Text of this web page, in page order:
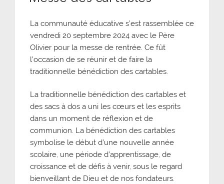
La communauté éducative s’est rassemblée ce
vendredi 20 septembre 2024 avec le Père
Olivier pour la messe de rentrée. Ce fût
l’occasion de se réunir et de faire la
traditionnelle bénédiction des cartables.
La traditionnelle bénédiction des cartables et
des sacs à dos a uni les cœurs et les esprits
dans un moment de réflexion et de
communion. La bénédiction des cartables
symbolise le début d’une nouvelle année
scolaire, une période d’apprentissage, de
croissance et de défis à venir, sous le regard
bienveillant de Dieu et de nos fondateurs.